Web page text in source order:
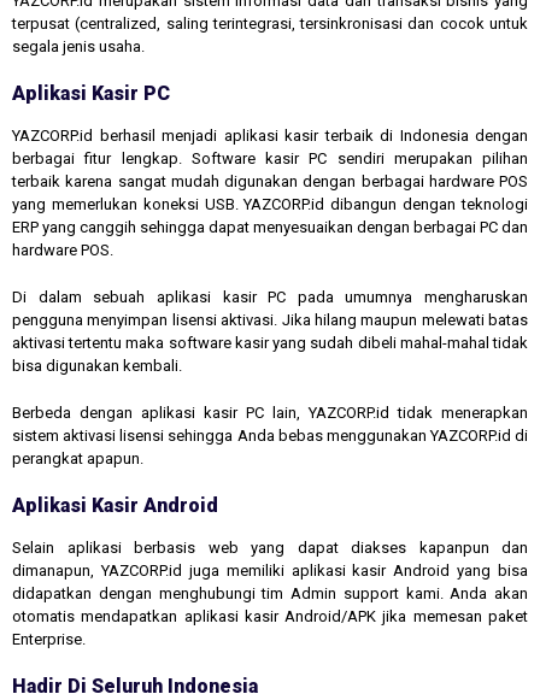
terpusat (centralized, saling terintegrasi, tersinkronisasi dan cocok untuk
segala jenis usaha.
Aplikasi Kasir PC
YAZCORP.id berhasil menjadi aplikasi kasir terbaik di Indonesia dengan
berbagai fitur lengkap. Software kasir PC sendiri merupakan pilihan
terbaik karena sangat mudah digunakan dengan berbagai hardware POS
yang memerlukan koneksi USB. YAZCORP.id dibangun dengan teknologi
ERP yang canggih sehingga dapat menyesuaikan dengan berbagai PC dan
hardware POS.
Di dalam sebuah aplikasi kasir PC pada umumnya mengharuskan
pengguna menyimpan lisensi aktivasi. Jika hilang maupun melewati batas
aktivasi tertentu maka software kasir yang sudah dibeli mahal-mahal tidak
bisa digunakan kembali.
Berbeda dengan aplikasi kasir PC lain, YAZCORP.id tidak menerapkan
sistem aktivasi lisensi sehingga Anda bebas menggunakan YAZCORP.id di
perangkat apapun.
Aplikasi Kasir Android
Selain aplikasi berbasis web yang dapat diakses kapanpun dan
dimanapun, YAZCORP.id juga memiliki aplikasi kasir Android yang bisa
didapatkan dengan menghubungi tim Admin support kami. Anda akan
otomatis mendapatkan aplikasi kasir Android/APK jika memesan paket
Enterprise.
Hadir Di Seluruh Indonesia